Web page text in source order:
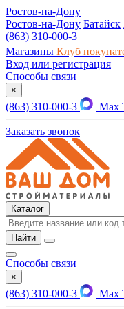
Ростов-на-Дону
Ростов-на-Дону Батайск
(863) 310-000-3
Магазины Клуб
Вход или регистрация
Способы связи
×
(863) 310-000-3 Max
Заказать звонок
Каталог
Найти
Способы связи
×
(863) 310-000-3 Max